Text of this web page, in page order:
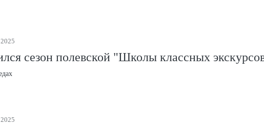
сезон полевской "Школы классных